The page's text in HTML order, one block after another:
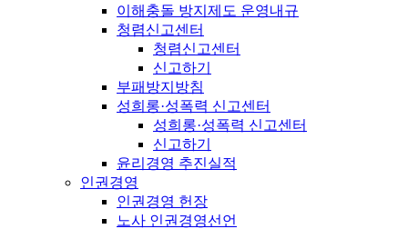
이해충돌 방지제도 운영내규
청렴신고센터
청렴신고센터
신고하기
부패방지방침
성희롱·성폭력 신고센터
성희롱·성폭력 신고센터
신고하기
윤리경영 추진실적
인권경영
인권경영 헌장
노사 인권경영선언